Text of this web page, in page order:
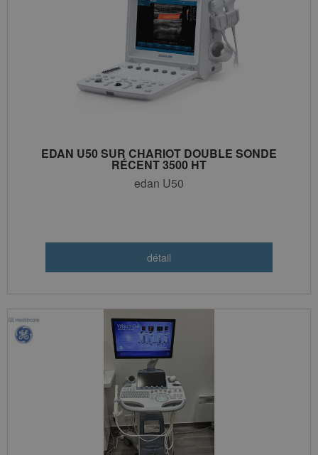
EDAN U50 SUR CHARIOT DOUBLE SONDE
RÉCENT 3500 HT
edan U50